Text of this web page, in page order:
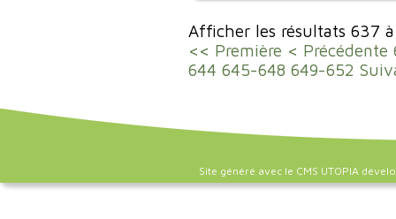
Afficher les résultats 637
<< Première < Précédente
644 645-648 649-652
Site généré avec le CMS UTOPIA